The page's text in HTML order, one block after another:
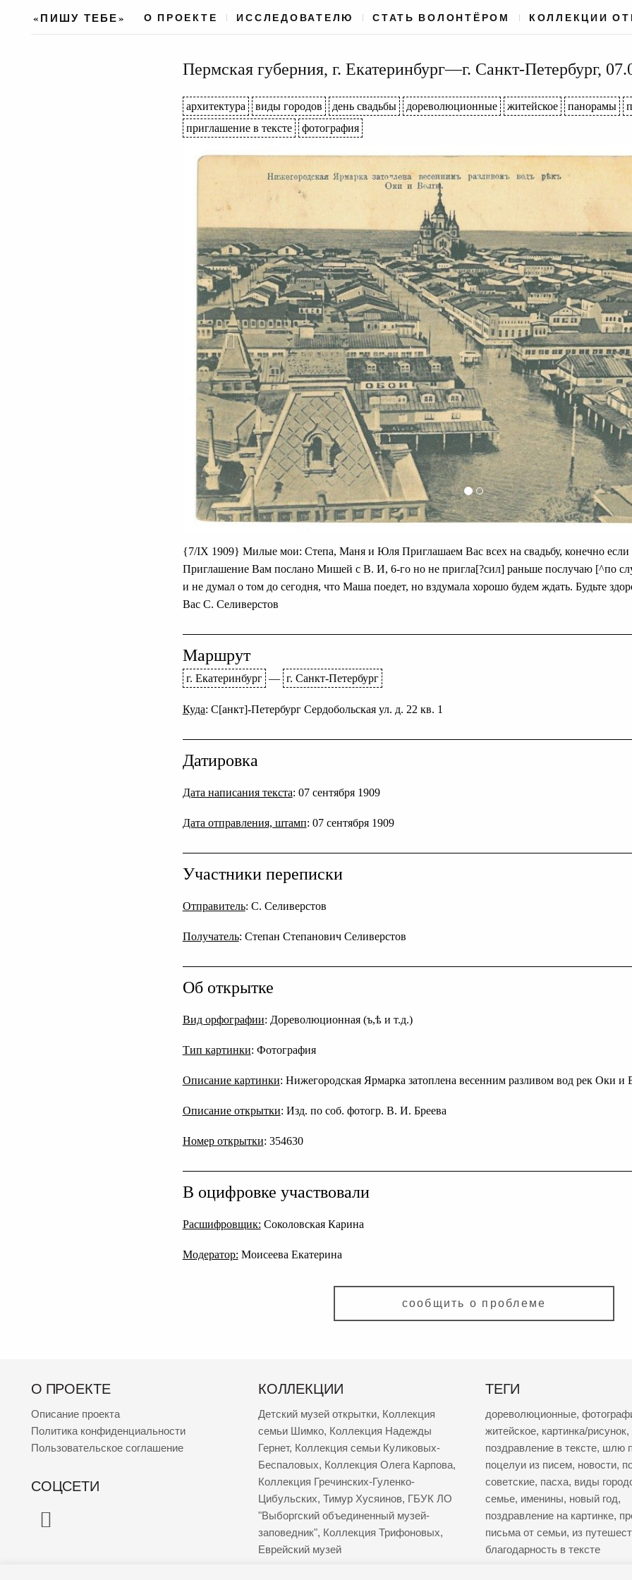
«ПИШУ ТЕБЕ» О ПРОЕКТЕ ИССЛЕДОВАТЕЛЮ СТАТЬ ВОЛОНТЁРОМ КОЛЛЕКЦИИ
Пермская губерния, г. Екатеринбург—г. Санкт-Петербург,
архитектура виды городов день свадьбы дореволюционные житейское панорамы
приглашение в тексте
фотография
{7/IX 1909} Милые мои: Степа, Маня и Юля Приглашаем Вас всех на свадьбу, конечно если
Приглашение Вам послано Мишей с В. И, 6-го но не пригла[?сил] раньше послучаю [^по
и не думал о том до сегодня, что Маша поедет, но вздумала хорошо будем ждать. Будьте
Вас С. Селиверстов
Маршрут
г. Екатеринбург — г. Санкт-Петербург
Куда: С[анкт]-Петербург Сердобольская ул. д. 22 кв. 1
Датировка
Дата написания текста: 07 сентября 1909
Дата отправления, штамп: 07 сентября 1909
Участники переписки
Отправитель: С. Селиверстов
Получатель: Степан Степанович Селиверстов
Об открытке
Вид орфографии: Дореволюционная (ъ,ѣ и т.д.)
Тип картинки: Фотография
Описание картинки: Нижегородская Ярмарка затоплена весенним разливом вод рек Оки и
Описание открытки: Изд. по соб. фотогр. В. И. Бреева
Номер открытки: 354630
В оцифровке участвовали
Расшифровщик: Соколовская Карина
Модератор: Моисеева Екатерина
сообщить о проблеме
О ПРОЕКТЕ
Описание проекта
Политика конфиденциальности
Пользовательское соглашение
СОЦСЕТИ
КОЛЛЕКЦИИ
Детский музей открытки, Коллекция
семьи Шимко, Коллекция Надежды
Гернет, Коллекция семьи Куликовых-
Беспаловых, Коллекция Олега Карпова,
Коллекция Гречинских-Гуленко-
Цибульских, Тимур Хусяинов, ГБУК ЛО
"Выборгский объединенный музей-
заповедник", Коллекция Трифоновых,
Еврейский музей
ТЕГИ
дореволюционные,
житейское, картинка/рисунок,
поздравление в тексте, шлю
поцелуи из писем, новости,
советские, пасха, виды
семье, именины, новый год,
поздравление на картинке,
письма от семьи, из
благодарность в тексте